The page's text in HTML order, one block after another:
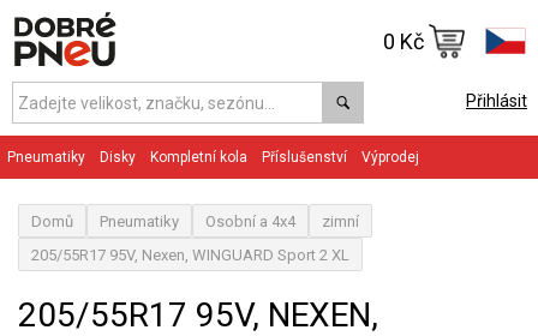
Přihlásit
0 Kč
Pneumatiky Disky Kompletní kola Příslušenství Výprodej
Domů Pneumatiky Osobní a 4x4
zimní
205/55R17 95V, Nexen, WINGUARD Sport 2 XL
205/55R17 95V, NEXEN,